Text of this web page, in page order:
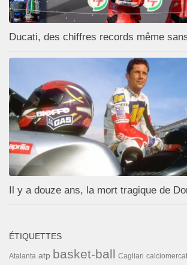
Ducati, des chiffres records même
Il y a douze ans, la mort tragique de
ÉTIQUETTES
Atalanta atp basket-ball Cagliari